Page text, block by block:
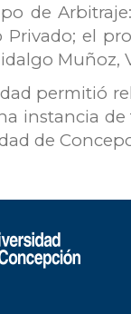
de
Privado; el
Muñoz,
permitió
instancia de
de